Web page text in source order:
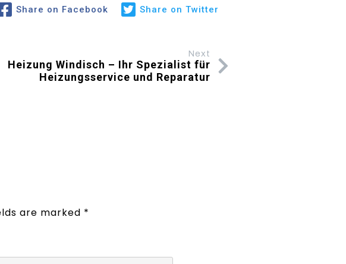
Share on Facebook Share on Twitter
Next
Heizung Windisch – Ihr Spezialist für
Heizungsservice und Reparatur
are marked *